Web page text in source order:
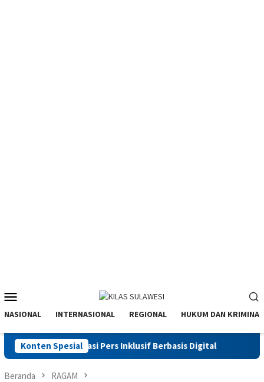
Mobile
NASIONAL INTERNASIONAL REGIONAL HUKUM DAN KRIMINAL
Konten Spesial
Menuju Organisasi Pers Inklusif Berbasis Digital
Beranda RAGAM